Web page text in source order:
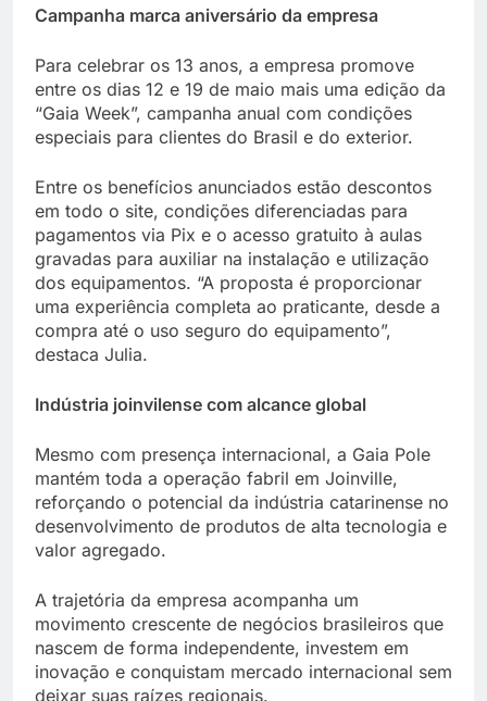
Campanha marca aniversário da empresa
Para celebrar os 13 anos, a empresa promove
entre os dias 12 e 19 de maio mais uma edição da
“Gaia Week”, campanha anual com condições
especiais para clientes do Brasil e do exterior.
Entre os benefícios anunciados estão descontos
em todo o site, condições diferenciadas para
pagamentos via Pix e o acesso gratuito à aulas
gravadas para auxiliar na instalação e utilização
dos equipamentos. “A proposta é proporcionar
uma experiência completa ao praticante, desde a
compra até o uso seguro do equipamento”,
destaca Julia.
Indústria joinvilense com alcance global
Mesmo com presença internacional, a Gaia Pole
mantém toda a operação fabril em Joinville,
reforçando o potencial da indústria catarinense no
desenvolvimento de produtos de alta tecnologia e
valor agregado.
A trajetória da empresa acompanha um
movimento crescente de negócios brasileiros que
nascem de forma independente, investem em
inovação e conquistam mercado internacional sem
deixar suas raízes regionais.